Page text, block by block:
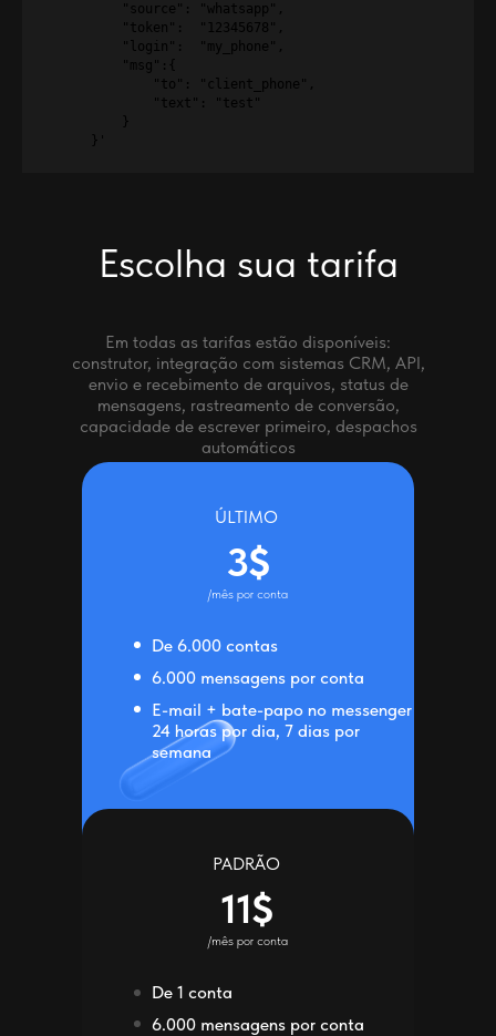
          "source": "whatsapp",
          "token":  "12345678",
          "login":  "my_phone",
          "msg":{
              "to": "client_phone",
              "text": "test"
          }
      }'
ÚLTIMO
/mês por conta
3$
De 6.000 contas
6.000 mensagens por conta
E-mail + bate-papo no messenger
24 horas por dia, 7 dias por
semana
PADRÃO
/mês por conta
11$
De 1 conta
6.000 mensagens por conta
Em todas as tarifas estão disponíveis:
construtor, integração com sistemas CRM, API,
envio e recebimento de arquivos, status de
mensagens, rastreamento de conversão,
capacidade de escrever primeiro, despachos
automáticos
Escolha sua tarifa